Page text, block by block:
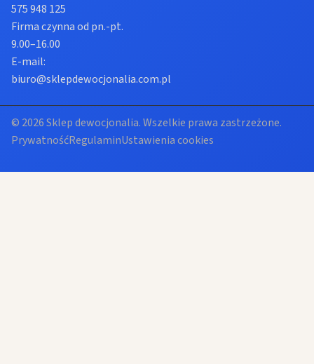
575 948 125
Firma czynna od pn.-pt.
9.00–16.00
E-mail:
biuro@sklepdewocjonalia.com.pl
© 2026 Sklep dewocjonalia. Wszelkie prawa zastrzeżone.
PrywatnośćRegulaminUstawienia cookies